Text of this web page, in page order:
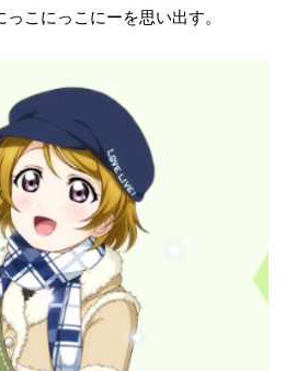
こにっこにーを思い出す。